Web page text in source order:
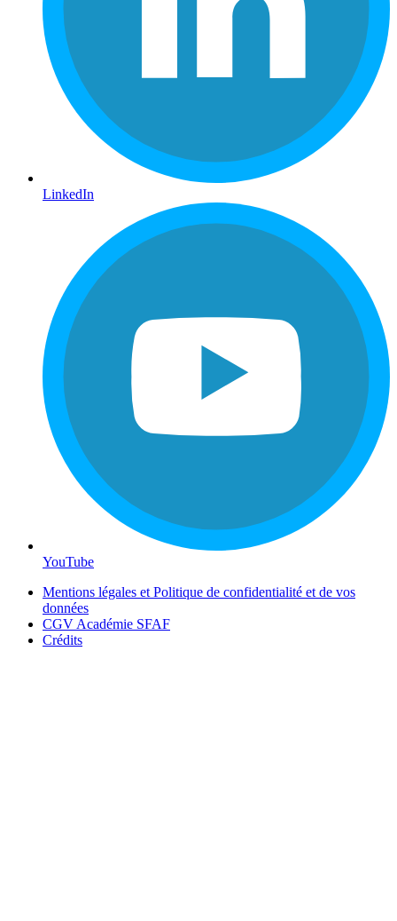
LinkedIn
YouTube
Mentions légales et Politique de confidentialité et de vos
données
CGV Académie SFAF
Crédits